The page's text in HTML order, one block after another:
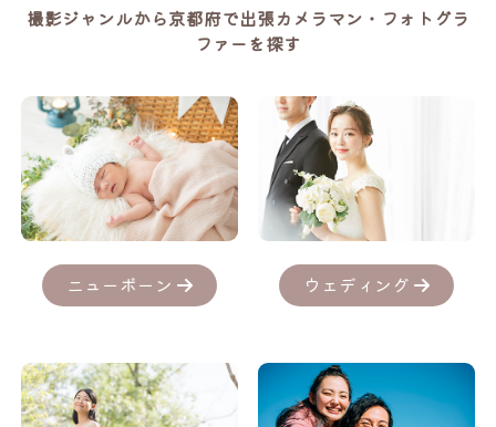
撮影ジャンルから京都府で出張カメラマン・フォトグラ
ファーを探す
ニューボーン ウェディング